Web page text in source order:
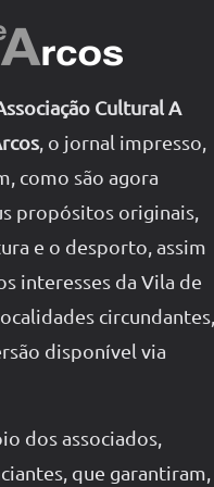
Cultural A
, o jornal impresso,
como são agora
propósitos originais,
e o desporto, assim
interesses da Vila de
circundantes,
disponível via
dos associados,
que garantiram,